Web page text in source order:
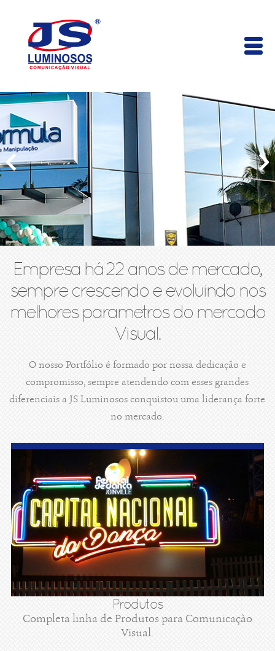
Empresa há 22 anos de mercado,
sempre crescendo e evoluindo nos
melhores parametros do mercado
Visual.
O nosso Portfólio é formado por nossa dedicação e
compromisso, sempre atendendo com esses grandes
diferenciais a JS Luminosos conquistou uma liderança forte
no mercado.
Produtos
Completa linha de Produtos para Comunicaçào
Visual.